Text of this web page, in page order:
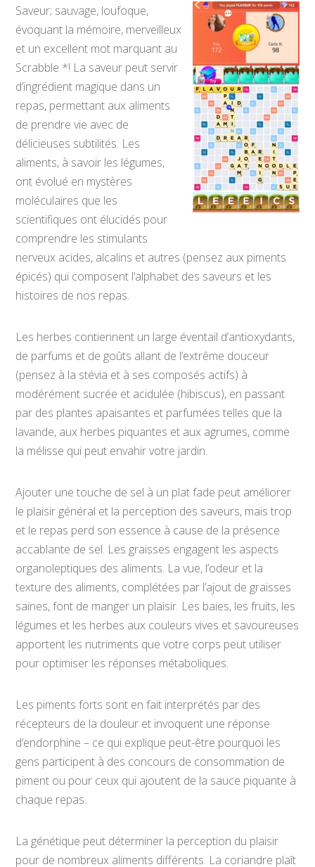
Saveur; sauvage, loufoque,
évoquant la mémoire, merveilleux
et un excellent mot marquant au
Scrabble *! La saveur peut servir
d’ingrédient magique dans un
repas, permettant aux aliments
de prendre vie avec de
délicieuses subtilités. Les
aliments, à savoir les légumes,
ont évolué en mystères
moléculaires que les
scientifiques ont élucidés pour
comprendre les stimulants
nerveux acides, alcalins et autres (pensez aux piments
épicés) qui composent l’alphabet des saveurs et les
histoires de nos repas.
Les herbes contiennent un large éventail d’antioxydants,
de parfums et de goûts allant de l’extrême douceur
(pensez à la stévia et à ses composés actifs) à
modérément sucrée et acidulée (hibiscus), en passant
par des plantes apaisantes et parfumées telles que la
lavande, aux herbes piquantes et aux agrumes, comme
la mélisse qui peut envahir votre jardin.
Ajouter une touche de sel à un plat fade peut améliorer
le plaisir général et la perception des saveurs, mais trop
et le repas perd son essence à cause de la présence
accablante de sel. Les graisses engagent les aspects
organoleptiques des aliments. La vue, l’odeur et la
texture des aliments, complétées par l’ajout de graisses
saines, font de manger un plaisir. Les baies, les fruits, les
légumes et les herbes aux couleurs vives et savoureuses
apportent les nutriments que votre corps peut utiliser
pour optimiser les réponses métaboliques.
Les piments forts sont en fait interprétés par des
récepteurs de la douleur et invoquent une réponse
d’endorphine – ce qui explique peut-être pourquoi les
gens participent à des concours de consommation de
piment ou pour ceux qui ajoutent de la sauce piquante à
chaque repas.
La génétique peut déterminer la perception du plaisir
pour de nombreux aliments différents. La coriandre plaît